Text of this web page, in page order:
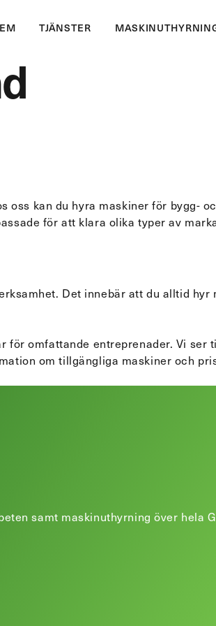
TJÄNSTER
rörläggning,
reparation och
kan du hyra maskiner för bygg-
för att klara olika typer av
Det innebär att du alltid hyr
omfattande entreprenader. Vi ser
om tillgängliga maskiner och
samt maskinuthyrning över hela